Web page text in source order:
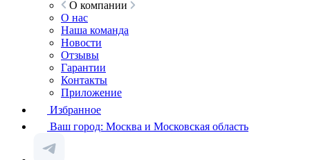
О компании
О нас
Наша команда
Новости
Отзывы
Гарантии
Контакты
Приложение
Избранное
Ваш город: Москва и Московская область